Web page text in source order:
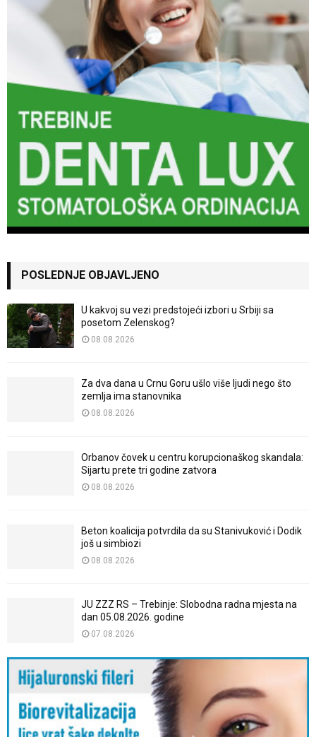
POSLEDNJE OBJAVLJENO
U kakvoj su vezi predstojeći izbori u Srbiji sa
posetom Zelenskog?
08.08.2026
Za dva dana u Crnu Goru ušlo više ljudi nego što
zemlja ima stanovnika
08.08.2026
Orbanov čovek u centru korupcionaškog skandala:
Sijartu prete tri godine zatvora
08.08.2026
Beton koalicija potvrdila da su Stanivuković i Dodik
još u simbiozi
08.08.2026
JU ZZZ RS – Trebinje: Slobodna radna mjesta na
dan 05.08.2026. godine
07.08.2026